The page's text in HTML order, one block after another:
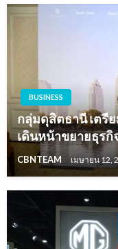
BUSINESS
กลุ่มดุสิตธานี เตรี
เดินหน้าขยายธุรกิ
CBNTEAM เมษายน 12,